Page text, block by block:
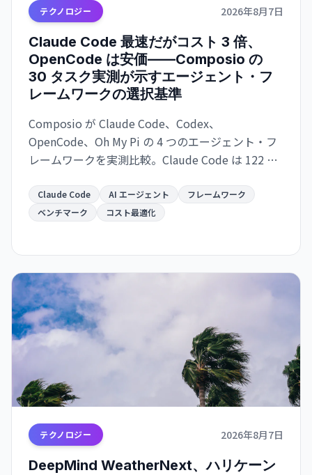
テクノロジー 2026年8月7日
Claude Code 最速だがコスト 3 倍、
OpenCode は安価——Composio の
30 タスク実測が示すエージェント・フ
レームワークの選択基準
Composio が Claude Code、Codex、
OpenCode、Oh My Pi の 4 つのエージェント・フ
レームワークを実測比較。Claude Code は 122 秒/
は $0.073 で 2.7 倍安いが遅い。成功率は接近。速
度か価格か、用途で選別が必須。
Claude Code AI エージェント
フレームワーク
ベンチマーク
コスト最適化
テクノロジー 2026年8月7日
DeepMind WeatherNext、ハリケーン